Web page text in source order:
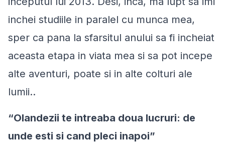
inchei studiile in paralel cu munca mea,
sper ca pana la sfarsitul anului sa fi incheiat
aceasta etapa in viata mea si sa pot incepe
alte aventuri, poate si in alte colturi ale
lumii..
“Olandezii te intreaba doua lucruri: de
unde esti si cand pleci inapoi”